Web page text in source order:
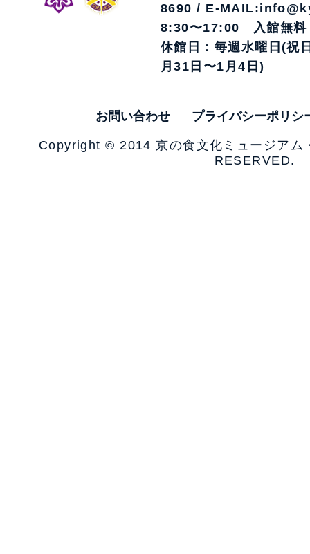
8690 / E-
8:30〜17:00 入館無料
休館日：毎週水曜日(祝
月31日〜1月4日)
お問い合わせ プライバシーポリシ
Copyright © 2014 京の食文化ミュージア
RESERVED.